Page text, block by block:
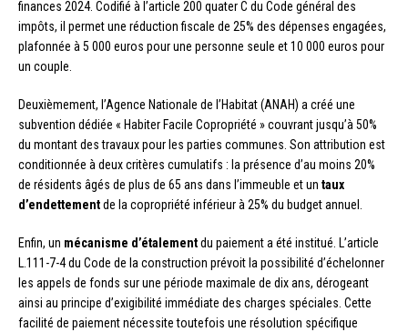
finances 2024. Codifié à l’article 200 quater C du Code général des
impôts, il permet une réduction fiscale de 25% des dépenses engagées,
plafonnée à 5 000 euros pour une personne seule et 10 000 euros pour
un couple.
Deuxièmement, l’Agence Nationale de l’Habitat (ANAH) a créé une
subvention dédiée « Habiter Facile Copropriété » couvrant jusqu’à 50%
du montant des travaux pour les parties communes. Son attribution est
conditionnée à deux critères cumulatifs : la présence d’au moins 20%
de résidents âgés de plus de 65 ans dans l’immeuble et un taux
d’endettementde la copropriété inférieur à 25% du budget annuel.
Enfin, un mécanisme d’étalementdu paiement a été institué. L’article
L.111-7-4 du Code de la construction prévoit la possibilité d’échelonner
les appels de fonds sur une période maximale de dix ans, dérogeant
ainsi au principe d’exigibilité immédiate des charges spéciales. Cette
facilité de paiement nécessite toutefois une résolution spécifique